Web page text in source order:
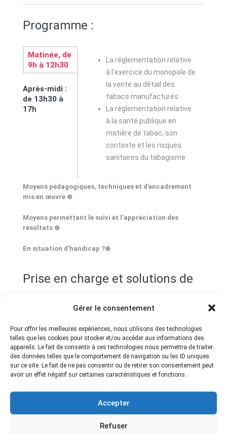
Gérer le consentement
Pour offrir les meilleures expériences, nous utilisons des technologies
telles que les cookies pour stocker et/ou accéder aux informations des
appareils. Le fait de consentir à ces technologies nous permettra de traiter
des données telles que le comportement de navigation ou les ID uniques
sur ce site. Le fait de ne pas consentir ou de retirer son consentement peut
avoir un effet négatif sur certaines caractéristiques et fonctions.
Accepter
Refuser
Programme :
Matinée, de
9h à 12h30
Après-midi :
de 13h30 à
17h
La réglementation relative
à l’exercice du monopole de
la vente au détail des
tabacs manufacturés
La réglementation relative
à la santé publique en
matière de tabac, son
contexte et les risques
sanitaires du tabagisme
Moyens pédagogiques, techniques et d’encadrement
mis en œuvre ⊕
Modalités d’accompagnement
Moyens techniques
Moyens permettant le suivi et l’appréciation des
résultats ⊕
Attestation de formation
En situation d'handicap ?⊕
Prise en charge et solutions de